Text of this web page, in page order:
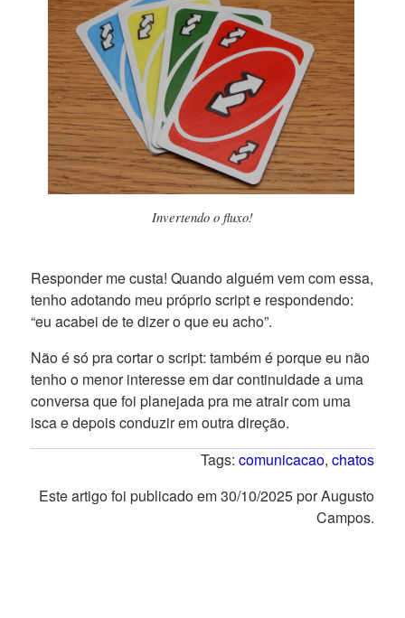
Invertendo o fluxo!
Responder me custa! Quando alguém vem com essa,
tenho adotando meu próprio script e respondendo:
“eu acabei de te dizer o que eu acho”.
Não é só pra cortar o script: também é porque eu não
tenho o menor interesse em dar continuidade a uma
conversa que foi planejada pra me atrair com uma
isca e depois conduzir em outra direção.
Tags:comunicacao,chatos
Este artigo foi publicado em 30/10/2025 por Augusto
Campos.